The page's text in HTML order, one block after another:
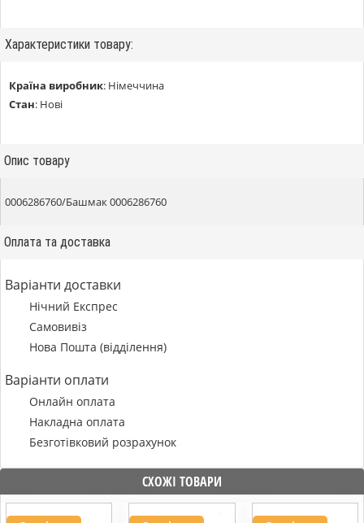
Характеристики товару:
Країна виробник: Німеччина
Стан: Нові
Опис товару
0006286760/Башмак 0006286760
Оплата та доставка
Варіанти доставки
Нічний Експрес
Самовивіз
Нова Пошта (відділення)
Варіанти оплати
Онлайн оплата
Накладна оплата
Безготівковий розрахунок
СХОЖІ ТОВАРИ